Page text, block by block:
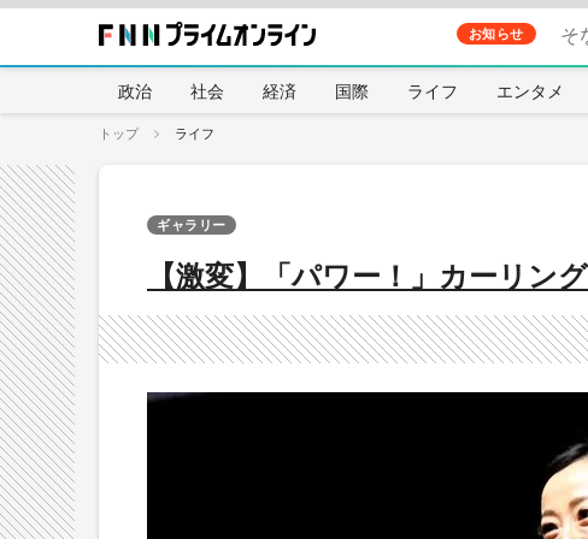
お知らせ そ
政治 社会 経済 国際 ライフ エンタメ
トップ ライフ
【激変】「パワー！」カーリ
ギャラリー